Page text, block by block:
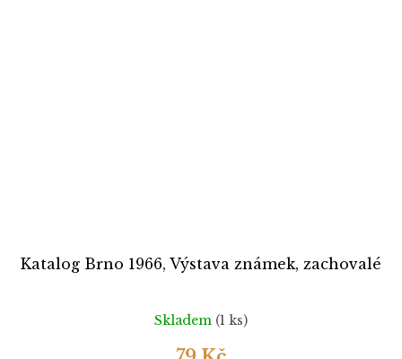
Katalog Brno 1966, Výstava známek, zachovalé
Skladem (1 ks)